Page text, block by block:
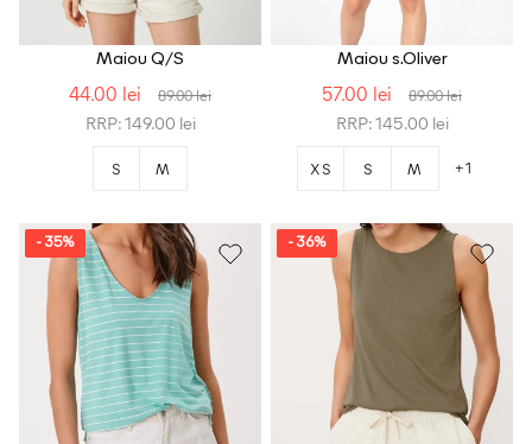
Maiou Q/S
44.00 lei 89.00 lei
RRP: 149.00 lei
S M
Maiou s.Oliver
57.00 lei 89.00 lei
RRP: 145.00 lei
XS S M +1
- 35% - 36%